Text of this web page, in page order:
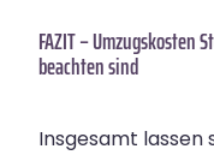
FAZIT – Umzugskosten
beachten sind
Insgesamt lassen